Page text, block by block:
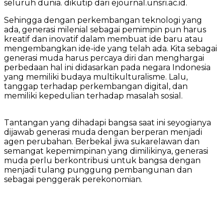
seluruh dunia. dikutip dari ejournal.unsri.ac.id.
Sehingga dengan perkembangan teknologi yang
ada, generasi milenial sebagai pemimpin pun harus
kreatif dan inovatif dalam membuat ide baru atau
mengembangkan ide-ide yang telah ada. Kita sebagai
generasi muda harus percaya diri dan menghargai
perbedaan hal ini didasarkan pada negara Indonesia
yang memiliki budaya multikulturalisme. Lalu,
tanggap terhadap perkembangan digital, dan
memiliki kepedulian terhadap masalah sosial.
Tantangan yang dihadapi bangsa saat ini seyogianya
dijawab generasi muda dengan berperan menjadi
agen perubahan. Berbekal jiwa sukarelawan dan
semangat kepemimpinan yang dimilikinya, generasi
muda perlu berkontribusi untuk bangsa dengan
menjadi tulang punggung pembangunan dan
sebagai penggerak perekonomian.